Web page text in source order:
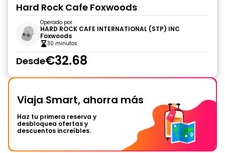
Hard Rock Cafe Foxwoods
Operado por
HARD ROCK CAFE INTERNATIONAL (STP) INC
Foxwoods
30 minutos
Desde€32.68
Viaja Smart, ahorra más
Haz tu primera reserva y
desbloquea ofertas y
descuentos increíbles.